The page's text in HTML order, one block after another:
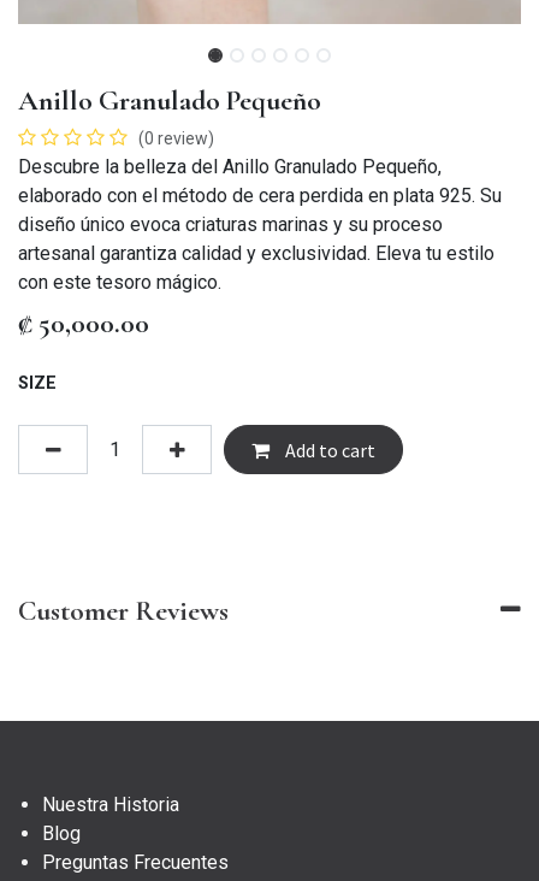
Anillo Granulado Pequeño
(0 review)
Descubre la belleza del Anillo Granulado Pequeño,
elaborado con el método de cera perdida en plata 925. Su
diseño único evoca criaturas marinas y su proceso
artesanal garantiza calidad y exclusividad. Eleva tu estilo
con este tesoro mágico.
₡ 50,000.00
SIZE
Add to cart
Customer Reviews
Nuestra Historia
Blog
Preguntas Frecuentes